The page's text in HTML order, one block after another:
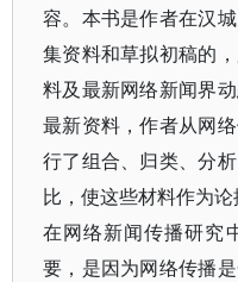
容。本书是作者在汉
集资料和草拟初稿的
料及最新网络新闻界
最新资料，作者从网
行了组合、归类、分
比，使这些材料作为论
在网络新闻传播研究
要，是因为网络传播